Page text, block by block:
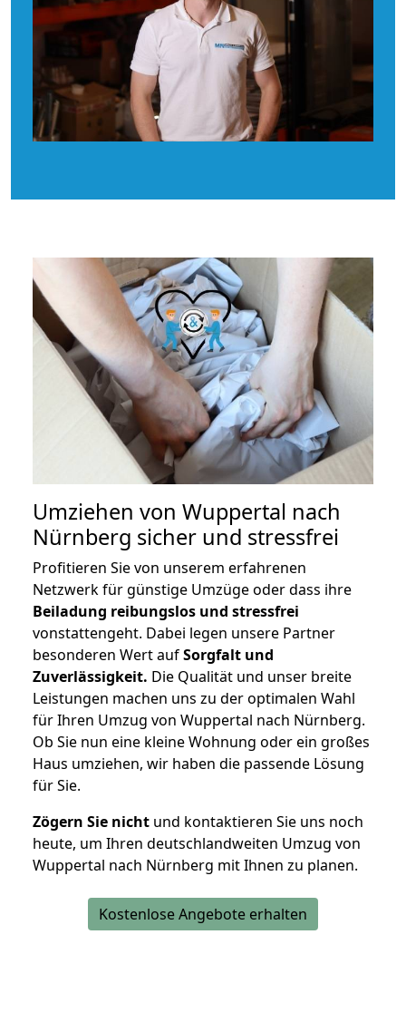
Umziehen von Wuppertal nach
Nürnberg sicher und stressfrei
Profitieren Sie von unserem erfahrenen
Netzwerk für günstige Umzüge oder dass ihre
Beiladung reibungslos und stressfrei
vonstattengeht. Dabei legen unsere Partner
besonderen Wert aufSorgfalt und
Zuverlässigkeit. Die Qualität und unser breite
Leistungen machen uns zu der optimalen Wahl
für Ihren Umzug von Wuppertal nach Nürnberg.
Ob Sie nun eine kleine Wohnung oder ein großes
Haus umziehen, wir haben die passende Lösung
für Sie.
Zögern Sie nicht und kontaktieren Sie uns noch
heute, um Ihren deutschlandweiten Umzug von
Wuppertal nach Nürnberg mit Ihnen zu planen.
Kostenlose Angebote erhalten